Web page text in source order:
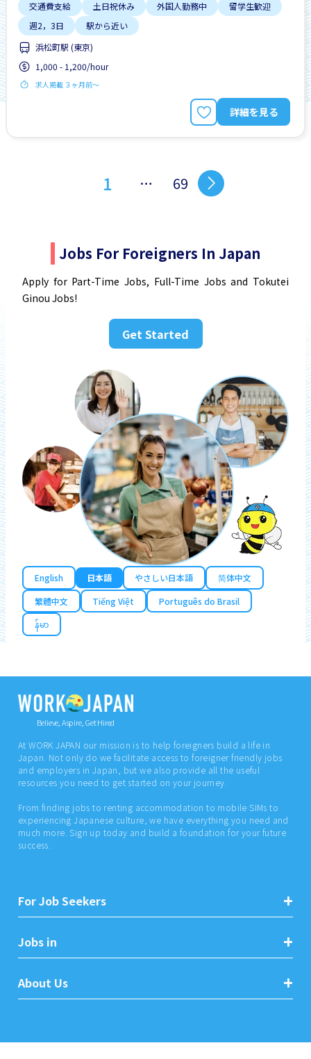
交通費支給 土日祝休み 外国人勤務中
留学生歓迎
週2，3日
駅から近い
浜松町駅 (東京)
1,000 - 1,200/hour
求人掲載 ３ヶ月前〜
詳細を見る
1 … 69
Jobs For Foreigners In Japan
Apply for Part-Time Jobs, Full-Time Jobs and Tokutei
Ginou Jobs!
Get Started
English 日本語 やさしい日本語
简体中文
繁體中文
Tiếng Việt
Português do Brasil
န်မာ
Believe, Aspire, Get Hired
At WORK JAPAN our mission is to help foreigners build a life in
Japan. Not only do we facilitate access to foreigner friendly jobs
and employers in Japan, but we also provide all the useful
resources you need to get started on your journey.
From finding jobs to renting accommodation to mobile SIMs to
experiencing Japanese culture, we have everything you need and
much more. Sign up today and build a foundation for your future
success.
For Job Seekers
Jobs in
About Us